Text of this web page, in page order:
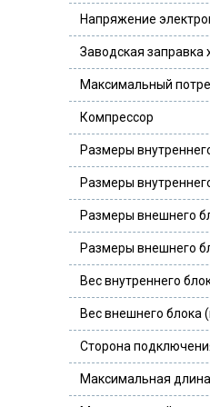
Напряжение
Заводская заправка
Максимальный
Компрессор
Размеры
Размеры
Размеры внешнего
Размеры внешнего
Вес внутреннего
Вес внешнего блока
Сторона
Максимальная